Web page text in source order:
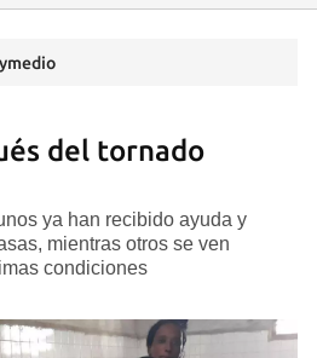
del tornado
ya han recibido ayuda y
mientras otros se ven
condiciones